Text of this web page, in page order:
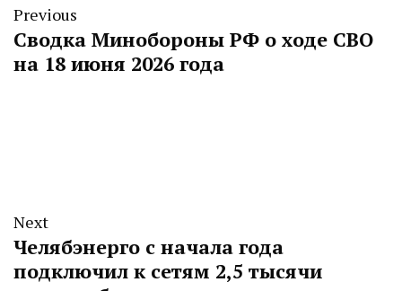
Previous
Сводка Минобороны РФ о ходе СВО
на 18 июня 2026 года
Next
Челябэнерго с начала года
подключил к сетям 2,5 тысячи